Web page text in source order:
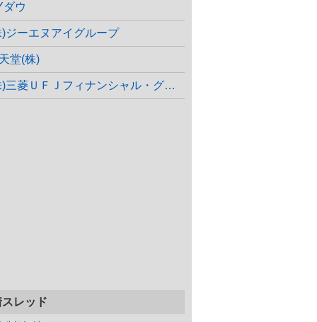
ダウ
)ジーエヌアイグループ
堂(株)
三菱ＵＦＪフィナンシャル・グループ
スレッド